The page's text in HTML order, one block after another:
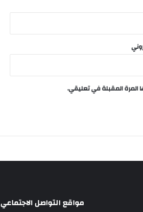
المرة المقبلة في تعليقي.
مواقع التواصل الاجتماعي